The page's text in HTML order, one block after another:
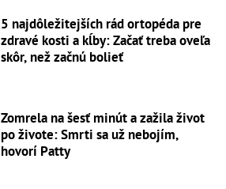
5 najdôležitejších rád ortopéda pre
zdravé kosti a kĺby: Začať treba oveľa
skôr, než začnú bolieť
Zomrela na šesť minút a zažila život
po živote: Smrti sa už nebojím,
hovorí Patty